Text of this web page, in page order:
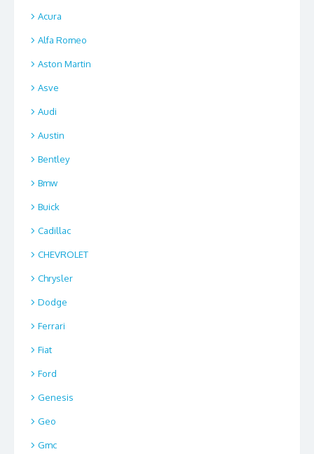
Acura
Alfa Romeo
Aston Martin
Asve
Audi
Austin
Bentley
Bmw
Buick
Cadillac
CHEVROLET
Chrysler
Dodge
Ferrari
Fiat
Ford
Genesis
Geo
Gmc